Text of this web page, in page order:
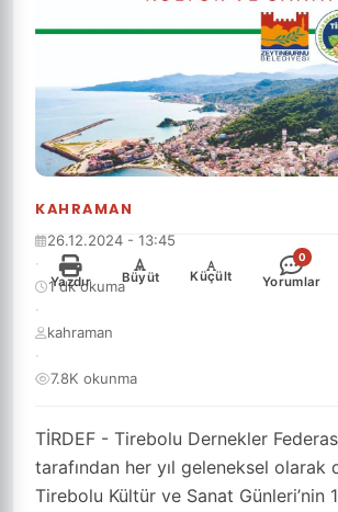
KAHRAMAN
TİRDEF - Tirebolu Dernekler
tarafından her yıl geleneksel olarak
Tirebolu Kültür ve Sanat Günleri’nin
26.12.2024 - 13:45
·
1 dk okuma
·
kahraman
·
7.8K okunma
Yazdır
+
Büyüt
-
Küçült
0
Yorumlar